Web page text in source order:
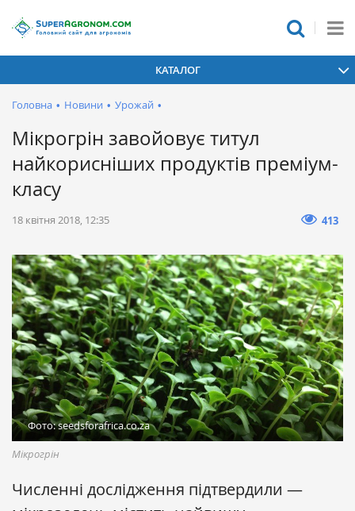
КАТАЛОГ
Головна • Новини • Урожай •
Мікрогрін завойовує титул
найкорисніших продуктів преміум-
класу
18 квітня 2018, 12:35 413
Фото: seedsforafrica.co.za
Мікрогрін
Численні дослідження підтвердили —